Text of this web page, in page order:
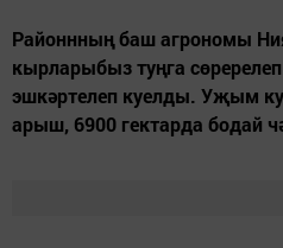
Районнның баш агрономы
кырларыбыз туңга
эшкәртелеп куелды. Уҗым
арыш, 6900 гектарда бодай